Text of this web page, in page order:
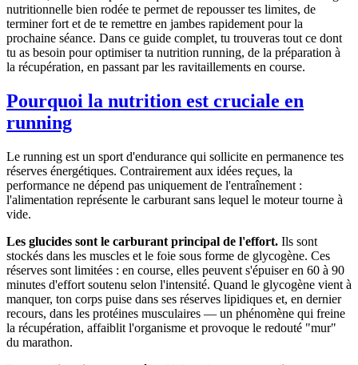
nutritionnelle bien rodée te permet de repousser tes limites, de
terminer fort et de te remettre en jambes rapidement pour la
prochaine séance. Dans ce guide complet, tu trouveras tout ce dont
tu as besoin pour optimiser ta nutrition running, de la préparation à
la récupération, en passant par les ravitaillements en course.
Pourquoi la nutrition est cruciale en
running
Le running est un sport d'endurance qui sollicite en permanence tes
réserves énergétiques. Contrairement aux idées reçues, la
performance ne dépend pas uniquement de l'entraînement :
l'alimentation représente le carburant sans lequel le moteur tourne à
vide.
Les glucides sont le carburant principal de l'effort. Ils sont
stockés dans les muscles et le foie sous forme de glycogène. Ces
réserves sont limitées : en course, elles peuvent s'épuiser en 60 à 90
minutes d'effort soutenu selon l'intensité. Quand le glycogène vient à
manquer, ton corps puise dans ses réserves lipidiques et, en dernier
recours, dans les protéines musculaires — un phénomène qui freine
la récupération, affaiblit l'organisme et provoque le redouté "mur"
du marathon.